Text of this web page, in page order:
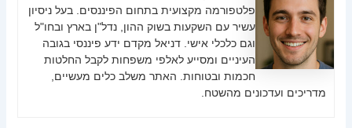
פלטפורמה מקצועית בתחום הפיננסים. בעל ניסיון
עשיר עם השקעות בשוק ההון, נדל"ן בארץ ובחו"ל
וגם כלכלי אישי. דניאל מקדם ידע פיננסי בגובה
העיניים ומסייע לאלפי משפחות לקבל החלטות
חכמות ובטוחות. האתר משלב כלים מעשיים,
מדריכים ועדכונים מהשטח.